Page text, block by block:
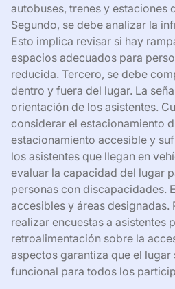
autobuses, trenes y estaciones
Segundo, se debe analizar la
Esto implica revisar si hay
espacios adecuados para
reducida. Tercero, se debe
dentro y fuera del lugar. La
orientación de los asistentes.
considerar el estacionamiento
estacionamiento accesible y
los asistentes que llegan en
evaluar la capacidad del lugar
personas con discapacidades.
accesibles y áreas designadas.
realizar encuestas a asistentes
retroalimentación sobre la
aspectos garantiza que el lugar
funcional para todos los